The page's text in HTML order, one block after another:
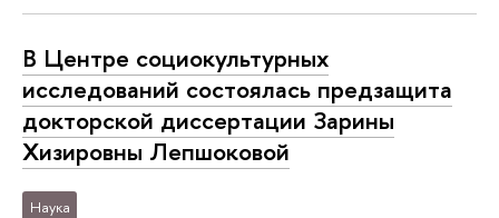
В Центре социокультурных
исследований состоялась предзащита
докторской диссертации Зарины
Хизировны Лепшоковой
Наука